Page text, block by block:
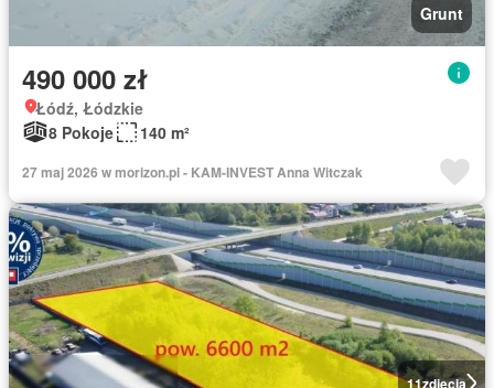
Grunt
490 000 zł
Łódź, Łódzkie
8 Pokoje
140 m²
27 maj 2026 w morizon.pl - KAM-INVEST Anna Witczak
11zdjęcia